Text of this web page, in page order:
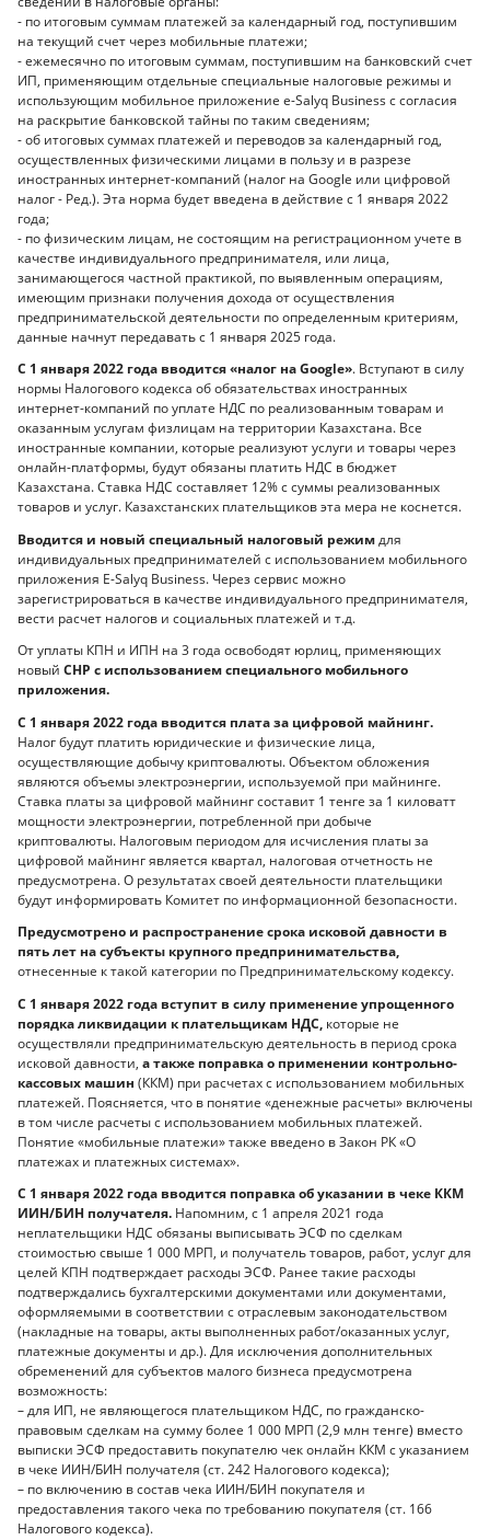
- по итоговым суммам платежей за календарный год, поступившим
на текущий счет через мобильные платежи;
- ежемесячно по итоговым суммам, поступившим на банковский счет
ИП, применяющим отдельные специальные налоговые режимы и
использующим мобильное приложение е-Salyq Business с согласия
на раскрытие банковской тайны по таким сведениям;
- об итоговых суммах платежей и переводов за календарный год,
осуществленных физическими лицами в пользу и в разрезе
иностранных интернет-компаний (налог на Google или цифровой
налог - Ред.). Эта норма будет введена в действие с 1 января 2022
года;
- по физическим лицам, не состоящим на регистрационном учете в
качестве индивидуального предпринимателя, или лица,
занимающегося частной практикой, по выявленным операциям,
имеющим признаки получения дохода от осуществления
предпринимательской деятельности по определенным критериям,
данные начнут передавать с 1 января 2025 года.
С 1 января 2022 года вводится «налог на Google». Вступают в силу
нормы Налогового кодекса об обязательствах иностранных
интернет-компаний по уплате НДС по реализованным товарам и
оказанным услугам физлицам на территории Казахстана. Все
иностранные компании, которые реализуют услуги и товары через
онлайн-платформы, будут обязаны платить НДС в бюджет
Казахстана. Ставка НДС составляет 12% с суммы реализованных
товаров и услуг. Казахстанских плательщиков эта мера не коснется.
Вводится и новый специальный налоговый режимдля
индивидуальных предпринимателей с использованием мобильного
приложения E-Salyq Business. Через сервис можно
зарегистрироваться в качестве индивидуального предпринимателя,
вести расчет налогов и социальных платежей и т.д.
От уплаты КПН и ИПН на 3 года освободят юрлиц, применяющих
новый СНР с использованием специального мобильного
приложения.
С 1 января 2022 года вводится плата за цифровой майнинг.
Налог будут платить юридические и физические лица,
осуществляющие добычу криптовалюты. Объектом обложения
являются объемы электроэнергии, используемой при майнинге.
Ставка платы за цифровой майнинг составит 1 тенге за 1 киловатт
мощности электроэнергии, потребленной при добыче
криптовалюты. Налоговым периодом для исчисления платы за
цифровой майнинг является квартал, налоговая отчетность не
предусмотрена. О результатах своей деятельности плательщики
будут информировать Комитет по информационной безопасности.
Предусмотрено и распространение срока исковой давности в
пять лет на субъекты крупного предпринимательства,
отнесенные к такой категории по Предпринимательскому кодексу.
С 1 января 2022 года вступит в силу применение упрощенного
порядка ликвидации к плательщикам НДС, которые не
осуществляли предпринимательскую деятельность в период срока
исковой давности, а также поправка о применении контрольно-
кассовых машин (ККМ) при расчетах с использованием мобильных
платежей. Поясняется, что в понятие «денежные расчеты» включены
в том числе расчеты с использованием мобильных платежей.
Понятие «мобильные платежи» также введено в Закон РК «О
платежах и платежных системах».
С 1 января 2022 года вводится поправка об указании в чеке ККМ
ИИН/БИН получателя. Напомним, с 1 апреля 2021 года
неплательщики НДС обязаны выписывать ЭСФ по сделкам
стоимостью свыше 1 000 МРП, и получатель товаров, работ, услуг для
целей КПН подтверждает расходы ЭСФ. Ранее такие расходы
подтверждались бухгалтерскими документами или документами,
оформляемыми в соответствии с отраслевым законодательством
(накладные на товары, акты выполненных работ/оказанных услуг,
платежные документы и др.). Для исключения дополнительных
обременений для субъектов малого бизнеса предусмотрена
возможность:
– для ИП, не являющегося плательщиком НДС, по гражданско-
правовым сделкам на сумму более 1 000 МРП (2,9 млн тенге) вместо
выписки ЭСФ предоставить покупателю чек онлайн ККМ с указанием
в чеке ИИН/БИН получателя (ст. 242 Налогового кодекса);
– по включению в состав чека ИИН/БИН покупателя и
предоставления такого чека по требованию покупателя (ст. 166
Налогового кодекса).